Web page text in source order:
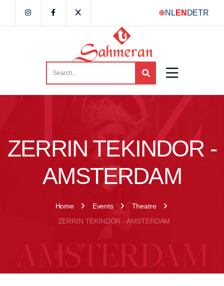
NL EN DETR
ZERRIN TEKINDOR -
AMSTERDAM
Home Events
Theatre
ZERRIN TEKINDOR - AMSTERDAM